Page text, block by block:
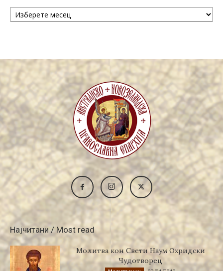
Архива
Најчитани / Most read
Молитва кон Свети Наум Охридски
Чудотворец